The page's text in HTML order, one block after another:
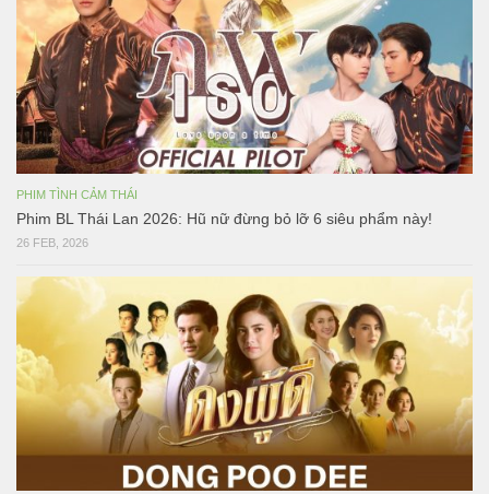
PHIM TÌNH CẢM THÁI
Phim BL Thái Lan 2026: Hũ nữ đừng bỏ lỡ 6 siêu phẩm này!
26 FEB, 2026